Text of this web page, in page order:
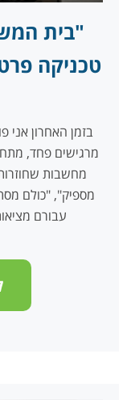
"בית
טכניקה
בזמן האחרון אני
מרגישים פחד,
מחשבות
מספיק", "כולם
עבורם